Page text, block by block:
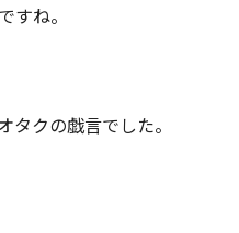
すね。
タクの戯言でした。